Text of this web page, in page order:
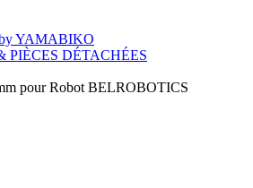
YAMABIKO
PIÈCES DÉTACHÉES
pour Robot BELROBOTICS